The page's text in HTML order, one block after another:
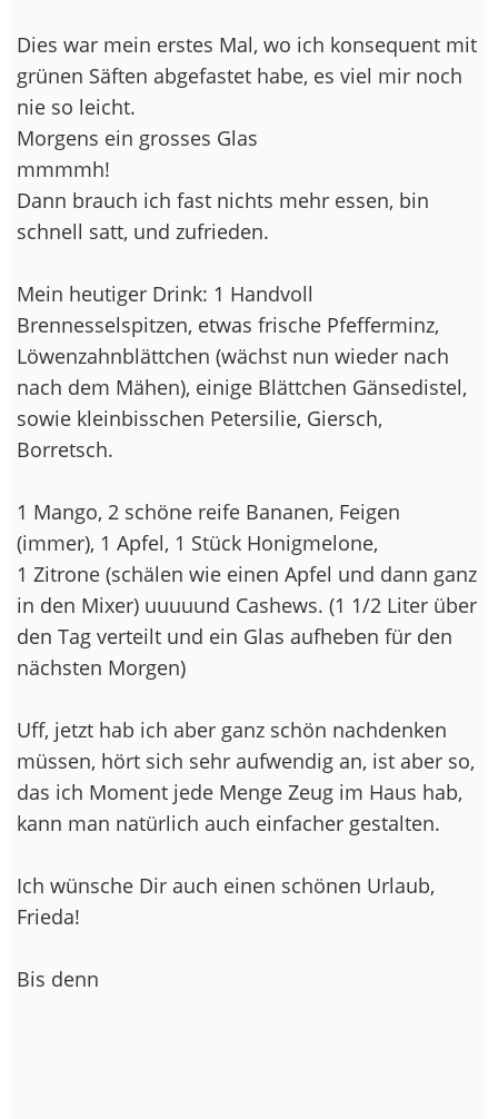
Dies war mein erstes Mal, wo ich konsequent mit
grünen Säften abgefastet habe, es viel mir noch
nie so leicht.
Morgens ein grosses Glas
mmmmh!
Dann brauch ich fast nichts mehr essen, bin
schnell satt, und zufrieden.
Mein heutiger Drink: 1 Handvoll
Brennesselspitzen, etwas frische Pfefferminz,
Löwenzahnblättchen (wächst nun wieder nach
nach dem Mähen), einige Blättchen Gänsedistel,
sowie kleinbisschen Petersilie, Giersch,
Borretsch.
1 Mango, 2 schöne reife Bananen, Feigen
(immer), 1 Apfel, 1 Stück Honigmelone,
1 Zitrone (schälen wie einen Apfel und dann ganz
in den Mixer) uuuuund Cashews. (1 1/2 Liter über
den Tag verteilt und ein Glas aufheben für den
nächsten Morgen)
Uff, jetzt hab ich aber ganz schön nachdenken
müssen, hört sich sehr aufwendig an, ist aber so,
das ich Moment jede Menge Zeug im Haus hab,
kann man natürlich auch einfacher gestalten.
Ich wünsche Dir auch einen schönen Urlaub,
Frieda!
Bis denn